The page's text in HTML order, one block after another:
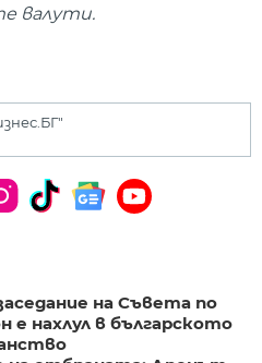
валути.
на Съвета по
е нахлул в българското